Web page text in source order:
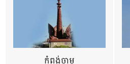
កំពង់ចាម